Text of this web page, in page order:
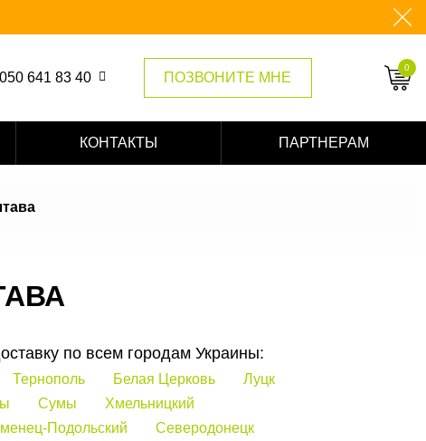
050 641 83 40 ПОЗВОНИТЕ МНЕ
0
КОНТАКТЫ ПАРТНЕРАМ
по всем городам Украины:
Тернополь Белая Церковь
Луцк
Сумы
Хмельницкий
Подольский
Северодонецк